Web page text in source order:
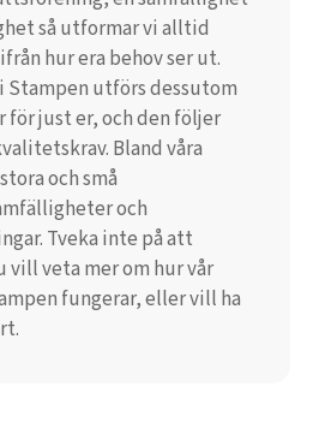
så utformar vi alltid
hur era behov ser ut.
Stampen utförs dessutom
för just er, och den följer
Bland våra
och små
och
Tveka inte på att
vill veta mer om hur vår
fungerar, eller vill ha